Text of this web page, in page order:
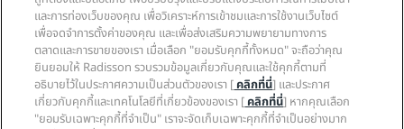
โอกาสในการพัฒนา
ธุรกิจที่มีความรับผิดชอบ
การจัดซื้อจัดจ้าง
การเข้าถึงแบบดิจิทัล
คำแถลงเกี่ยวกับการใช้แรงงานทาสยุคใหม่
คำถามที่พบบ่อย
แผนผังเว็บไซต์
แบรนด์ Radisson Hotels
และการท่องเว็บของคุณ เพื่อวิเคราะห์การเข้าชมและการใช้งานเว็บไซต์
เพื่อจดจำการตั้งค่าของคุณ และเพื่อส่งเสริมความพยายามทางการ
ตลาดและการขายของเรา เมื่อเลือก "ยอมรับคุกกี้ทั้งหมด" จะถือว่าคุณ
ยินยอมให้ Radisson รวบรวมข้อมูลเกี่ยวกับคุณและใช้คุกกี้ตามที่
อธิบายไว้ในประกาศความเป็นส่วนตัวของเรา [คลิกที่นี่] และประกาศ
เกี่ยวกับคุกกี้และเทคโนโลยีที่เกี่ยวข้องของเรา [คลิกที่นี่] หากคุณเลือก
"ยอมรับเฉพาะคุกกี้ที่จำเป็น" เราจะจัดเก็บเฉพาะคุกกี้ที่จำเป็นอย่างมาก